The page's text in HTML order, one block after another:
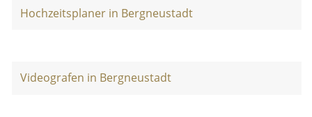
Hochzeitsplaner in Bergneustadt
Videografen in Bergneustadt